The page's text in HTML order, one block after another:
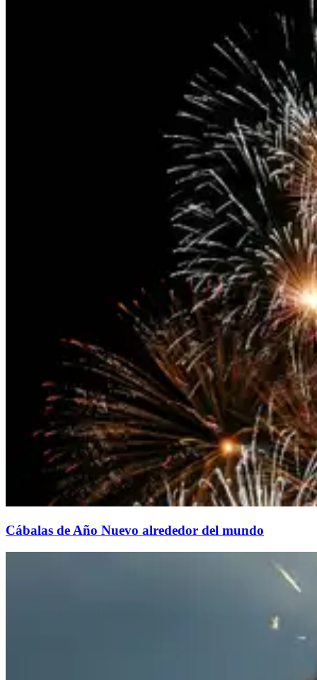
Cábalas de Año Nuevo alrededor del mundo